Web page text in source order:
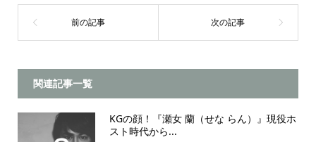
関連記事一覧
KGの顔！『瀬女 蘭（せな らん）』現役ホ
スト時代から...